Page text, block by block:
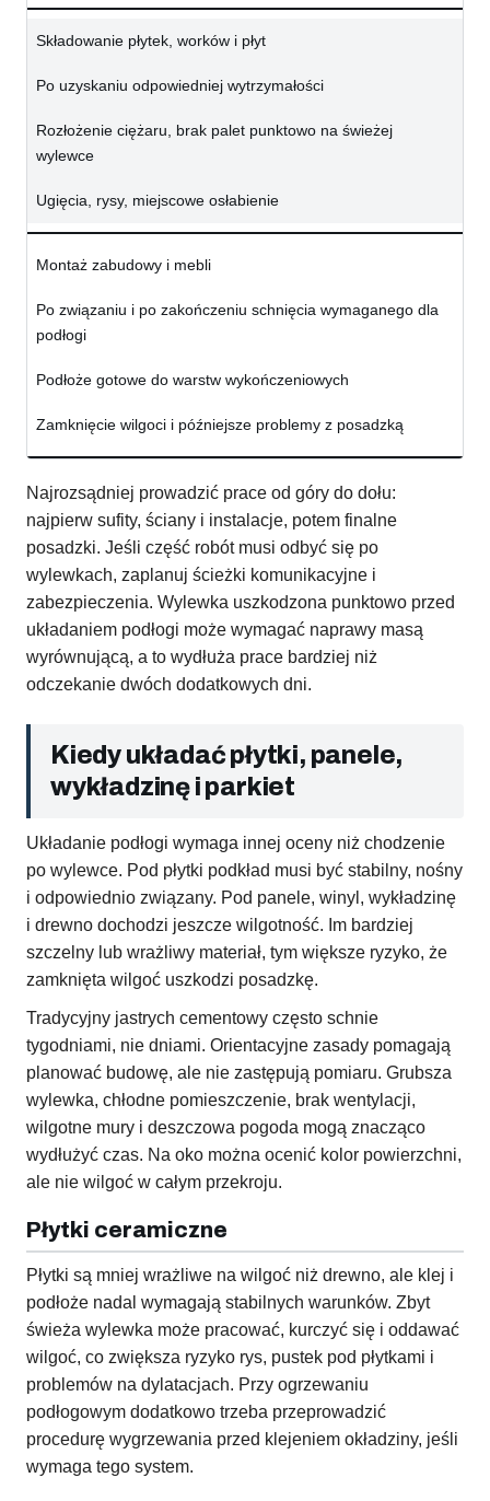
Składowanie płytek, worków i płyt
Po uzyskaniu odpowiedniej wytrzymałości
Rozłożenie ciężaru, brak palet punktowo na świeżej
wylewce
Ugięcia, rysy, miejscowe osłabienie
Montaż zabudowy i mebli
Po związaniu i po zakończeniu schnięcia wymaganego dla
podłogi
Podłoże gotowe do warstw wykończeniowych
Zamknięcie wilgoci i późniejsze problemy z posadzką
Najrozsądniej prowadzić prace od góry do dołu:
najpierw sufity, ściany i instalacje, potem finalne
posadzki. Jeśli część robót musi odbyć się po
wylewkach, zaplanuj ścieżki komunikacyjne i
zabezpieczenia. Wylewka uszkodzona punktowo przed
układaniem podłogi może wymagać naprawy masą
wyrównującą, a to wydłuża prace bardziej niż
odczekanie dwóch dodatkowych dni.
Kiedy układać płytki, panele,
wykładzinę i parkiet
Układanie podłogi wymaga innej oceny niż chodzenie
po wylewce. Pod płytki podkład musi być stabilny, nośny
i odpowiednio związany. Pod panele, winyl, wykładzinę
i drewno dochodzi jeszcze wilgotność. Im bardziej
szczelny lub wrażliwy materiał, tym większe ryzyko, że
zamknięta wilgoć uszkodzi posadzkę.
Tradycyjny jastrych cementowy często schnie
tygodniami, nie dniami. Orientacyjne zasady pomagają
planować budowę, ale nie zastępują pomiaru. Grubsza
wylewka, chłodne pomieszczenie, brak wentylacji,
wilgotne mury i deszczowa pogoda mogą znacząco
wydłużyć czas. Na oko można ocenić kolor powierzchni,
ale nie wilgoć w całym przekroju.
Płytki ceramiczne
Płytki są mniej wrażliwe na wilgoć niż drewno, ale klej i
podłoże nadal wymagają stabilnych warunków. Zbyt
świeża wylewka może pracować, kurczyć się i oddawać
wilgoć, co zwiększa ryzyko rys, pustek pod płytkami i
problemów na dylatacjach. Przy ogrzewaniu
podłogowym dodatkowo trzeba przeprowadzić
procedurę wygrzewania przed klejeniem okładziny, jeśli
wymaga tego system.